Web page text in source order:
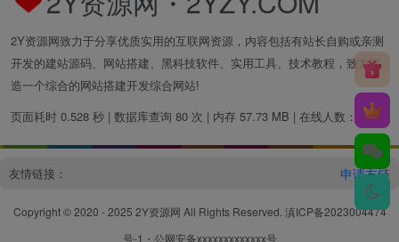
2Y资源网致力于分享优质实用的互联网资源，内容包括有站长自购或亲测
开发的建站源码、网站搭建、黑科技软件、实用工具、技术教程，致力打
造一个综合的网站搭建开发综合网站!
页面耗时 0.528 秒 | 数据库查询 80 次 | 内存 57.73 MB | 在线人数：2人
友情链接： 申请友链
Copyright © 2020 - 2025 2Y资源网 All Rights Reserved. 滇ICP备2023004474
号-1 ・ 公网安备xxxxxxxxxxxxx号